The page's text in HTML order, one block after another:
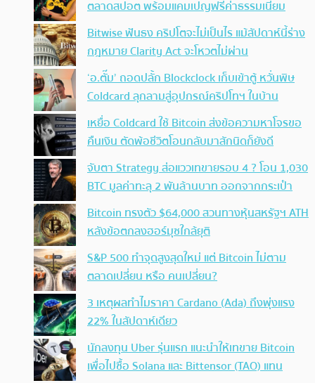
ตลาดสปอต พร้อมแคมเปญฟรีค่าธรรมเนียม
Bitwise ฟันธง คริปโตจะไม่เป็นไร แม้สัปดาห์นี้ร่าง
กฎหมาย Clarity Act จะโหวตไม่ผ่าน
‘อ.ตั๊ม’ ถอดปลั้ก Blockclock เก็บเข้าตู้ หวั่นพิษ
Coldcard ลุกลามสู่อุปกรณ์คริปโทฯ ในบ้าน
เหยื่อ Coldcard ใช้ Bitcoin ส่งข้อความหาโจรขอ
คืนเงิน ตัดพ้อชีวิตโอนกลับมาสักนิดก็ยังดี
จับตา Strategy ส่อแววเทขายรอบ 4 ? โอน 1,030
BTC มูลค่าทะลุ 2 พันล้านบาท ออกจากกระเป๋า
Bitcoin ทรงตัว $64,000 สวนทางหุ้นสหรัฐฯ ATH
หลังข้อตกลงฮอร์มุซใกล้ยุติ
S&P 500 ทำจุดสูงสุดใหม่ แต่ Bitcoin ไม่ตาม
ตลาดเปลี่ยน หรือ คนเปลี่ยน?
3 เหตุผลทำไมราคา Cardano (Ada) ถึงพุ่งแรง
22% ในสัปดาห์เดียว
นักลงทุน Uber รุ่นแรก แนะนำให้เทขาย Bitcoin
เพื่อไปซื้อ Solana และ Bittensor (TAO) แทน